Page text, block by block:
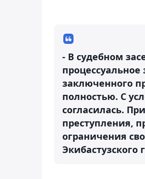
- В судебном
заключенного
полностью. С
согласилась.
преступления,
ограничения
Экибастузского